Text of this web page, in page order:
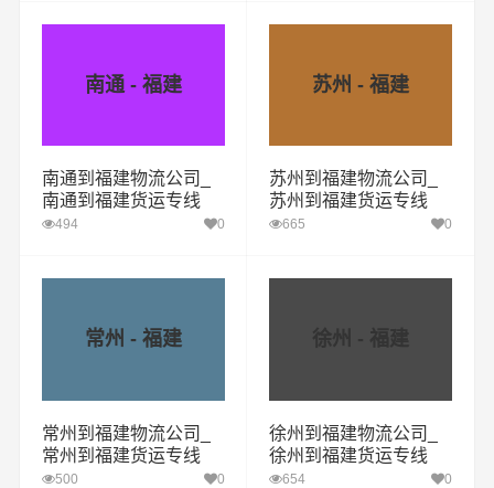
南通 - 福建
南通到福建物流公司_
南通到福建货运专线
494 0
苏州 - 福建
苏州到福建物流公司_
苏州到福建货运专线
665 0
常州 - 福建
常州到福建物流公司_
常州到福建货运专线
500 0
徐州 - 福建
徐州到福建物流公司_
徐州到福建货运专线
654 0